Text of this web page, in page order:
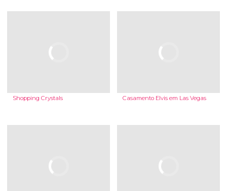
Shopping Crystals Casamento Elvis em Las Vegas